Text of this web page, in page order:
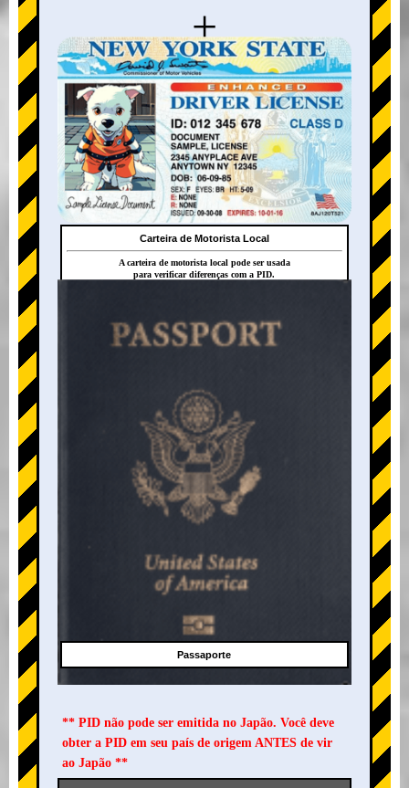
+
+
Carteira de Motorista Local
A carteira de motorista local pode ser usada
para verificar diferenças com a PID.
Passaporte
** PID não pode ser emitida no Japão. Você deve
obter a PID em seu país de origem ANTES de vir
ao Japão **